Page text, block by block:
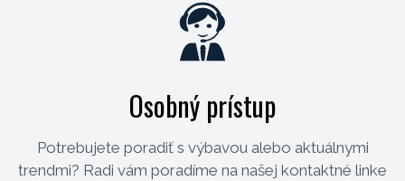
Osobný prístup
Potrebujete poradiť s výbavou alebo aktuálnymi
trendmi? Radi vám poradíme na našej kontaktné linke